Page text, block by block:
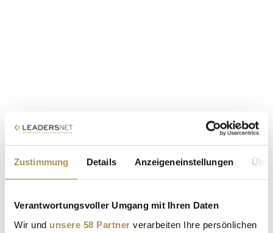
Zustimmung Details Anzeigeneinstellungen
Verantwortungsvoller Umgang mit Ihren Daten
Wir und unsere 58 Partner verarbeiten Ihre persönlichen